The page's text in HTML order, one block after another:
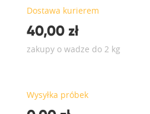
Dostawa kurierem
40,00 zł
zakupy o wadze do 2 kg
Wysyłka próbek